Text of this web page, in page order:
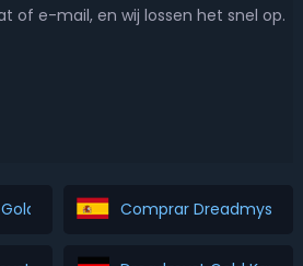
of e-mail, en wij lossen het snel op.
Comprar Dreadmyst